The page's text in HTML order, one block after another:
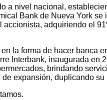
a nivel nacional,
Bank de Nueva York
adquiriendo el
la forma de hacer
Interbank, inaugurada
brindando
expansión, duplicando